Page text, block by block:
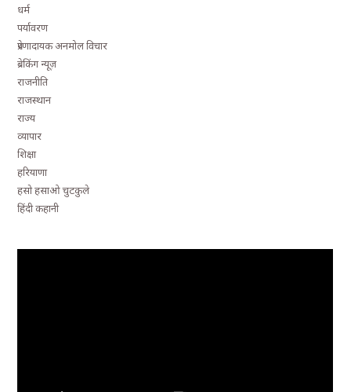
धर्म
पर्यावरण
प्रेरणादायक अनमोल विचार
ब्रेकिंग न्यूज़
राजनीति
राजस्थान
राज्य
व्यापार
शिक्षा
हरियाणा
हसो हसाओ चुटकुले
हिंदी कहानी